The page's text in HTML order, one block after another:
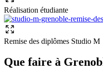
Réalisation étudiante
Remise des diplômes Studio M
Que faire à